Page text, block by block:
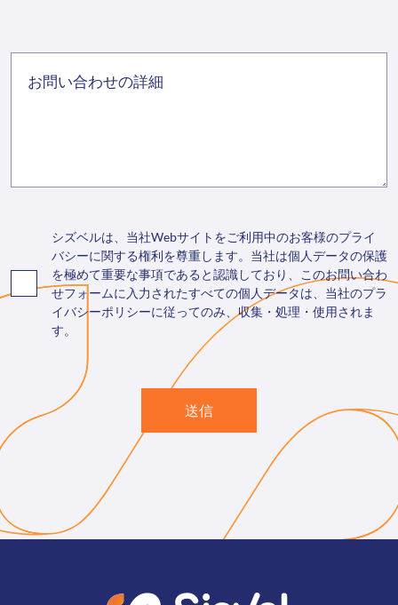
シズベルは、当社Webサイトをご利用中のお客様のプライ
バシーに関する権利を尊重します。当社は個人データの保護
を極めて重要な事項であると認識しており、このお問い合わ
せフォームに入力されたすべての個人データは、当社のプラ
イバシーポリシーに従ってのみ、収集・処理・使用されま
す。
送信